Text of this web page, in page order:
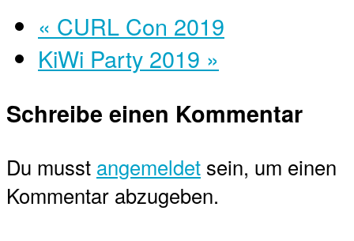
« CURL Con 2019
KiWi Party 2019 »
Schreibe einen Kommentar
Du musst angemeldet sein, um einen
Kommentar abzugeben.